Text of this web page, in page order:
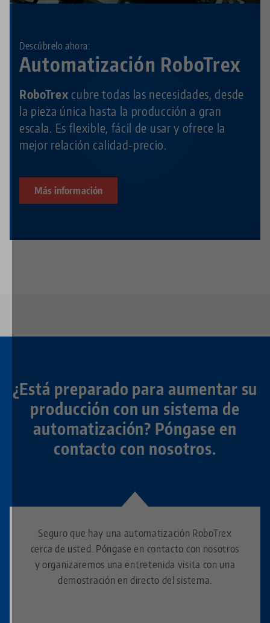
Automatización RoboTrex
Descúbrelo ahora:
RoboTrex cubre todas las necesidades, desde
la pieza única hasta la producción a gran
escala. Es flexible, fácil de usar y ofrece la
mejor relación calidad-precio.
Más información
¿Está preparado para aumentar su
producción con un sistema de
automatización? Póngase en
contacto con nosotros.
Seguro que hay una automatización RoboTrex
cerca de usted. Póngase en contacto con nosotros
y organizaremos una entretenida visita con una
demostración en directo del sistema.